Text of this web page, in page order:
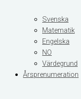
Svenska
Matematik
Engelska
NO
Värdegrund
Årsprenumeration